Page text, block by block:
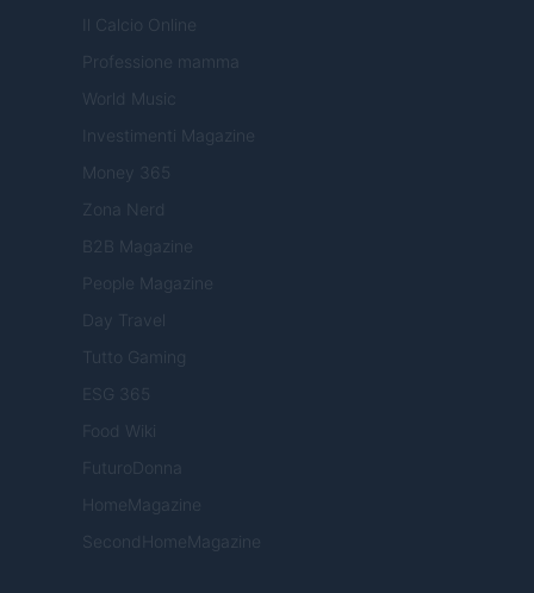
Il Calcio Online
Professione mamma
World Music
Investimenti Magazine
Money 365
Zona Nerd
B2B Magazine
People Magazine
Day Travel
Tutto Gaming
ESG 365
Food Wiki
FuturoDonna
HomeMagazine
SecondHomeMagazine